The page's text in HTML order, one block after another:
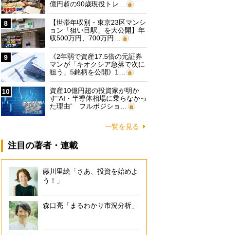
億円超の90歳現役トレ…
8
【世帯年収別・東京23区マンシ
ョン「狙い目駅」を大公開】年
収500万円、700万円…
9
《2年弱で資産17.5倍の元証券
マンが「キオクシア急落で次に
狙う」5銘柄を公開》1…
10
資産10億円超の投資家が明か
す“AI・半導体相場に乗らなかっ
た理由” フルポジショ…
一覧を見る
注目の著者・連載
藤川里絵「さあ、投資を始めよ
う！」
森口亮「まるわかり市況分析」